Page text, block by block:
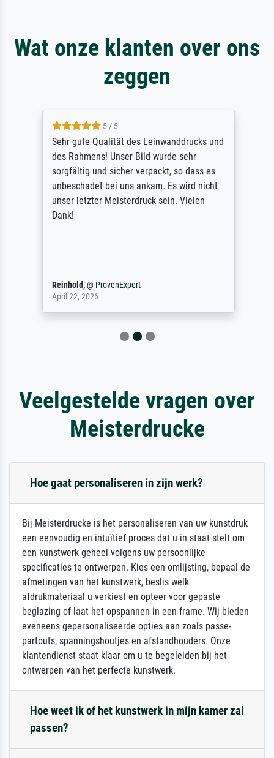
Wat onze klanten over ons
zeggen
5 / 5
Sehr gute Qualität des Leinwanddrucks und
des Rahmens! Unser Bild wurde sehr
sorgfältig und sicher verpackt, so dass es
unbeschadet bei uns ankam. Es wird nicht
unser letzter Meisterdruck sein. Vielen
Dank!
Reinhold,@ ProvenExpert
April 22, 2026
Veelgestelde vragen over
Meisterdrucke
Hoe gaat personaliseren in zijn werk?
Bij Meisterdrucke is het personaliseren van uw kunstdruk
een eenvoudig en intuïtief proces dat u in staat stelt om
een kunstwerk geheel volgens uw persoonlijke
specificaties te ontwerpen. Kies een omlijsting, bepaal de
afmetingen van het kunstwerk, beslis welk
afdrukmateriaal u verkiest en opteer voor gepaste
beglazing of laat het opspannen in een frame. Wij bieden
eveneens gepersonaliseerde opties aan zoals passe-
partouts, spanningshoutjes en afstandhouders. Onze
klantendienst staat klaar om u te begeleiden bij het
ontwerpen van het perfecte kunstwerk.
Hoe weet ik of het kunstwerk in mijn kamer zal
passen?